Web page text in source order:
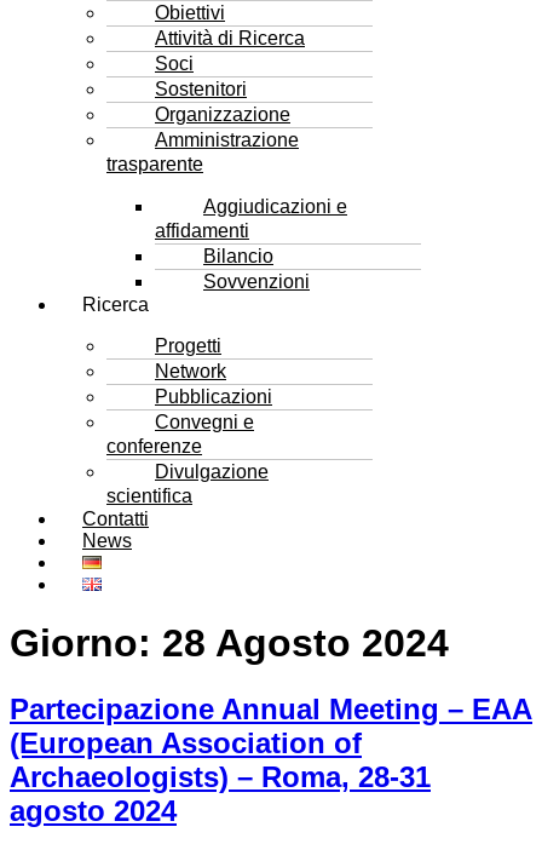
Obiettivi
Attività di Ricerca
Soci
Sostenitori
Organizzazione
Amministrazione
trasparente
Aggiudicazioni e
affidamenti
Bilancio
Sovvenzioni
Ricerca
Progetti
Network
Pubblicazioni
Convegni e
conferenze
Divulgazione
scientifica
Contatti
News
Giorno: 28 Agosto 2024
Partecipazione Annual Meeting – EAA
(European Association of
Archaeologists) – Roma, 28-31
agosto 2024